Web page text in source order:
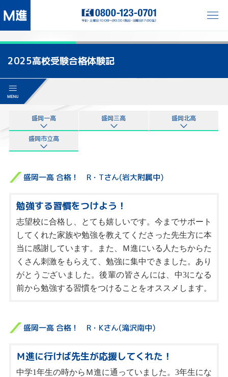
2025高校受験合格体験記
盛岡一高 盛岡三高 盛岡北高
盛岡市立高
盛岡一高 合格！ R・Tさん(岩大附属中)
勉強する習慣をつけよう！
志望校に合格し、とても嬉しいです。今までサポート
してくれた家族や勉強を教えてくださった先生方に本
当に感謝しています。また、Ｍ進にいる人たちからた
くさん刺激をもらえて、勉強に集中できました。あり
がとうございました。後輩の皆さんには、中3になる
前から勉強する習慣をつけることをオススメします。
盛岡一高 合格！ R・Kさん(滝沢南中)
Ｍ進に行けば先生が応援してくれた！
中学1年生の時からＭ進に通っていました。3年生にな